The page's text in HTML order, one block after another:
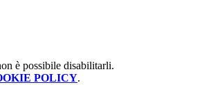
è possibile disabilitarli.
POLICY.